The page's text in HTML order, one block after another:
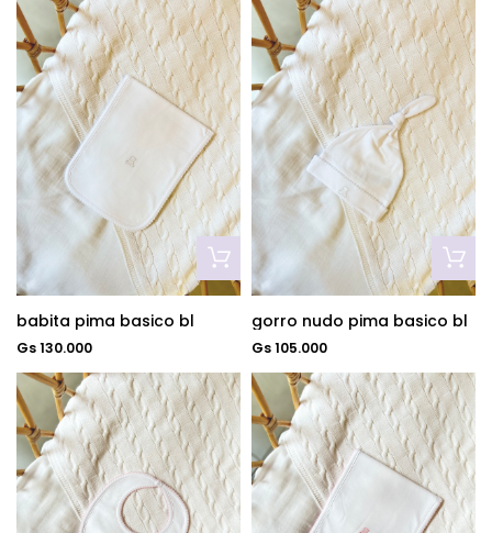
babita pima basico bl
Gs 130.000
gorro nudo pima basico bl
Gs 105.000